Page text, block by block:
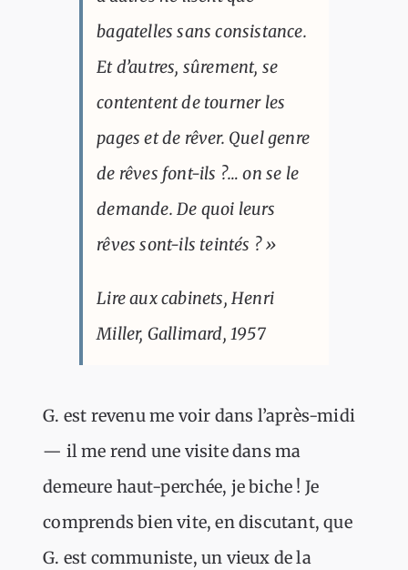
bagatelles sans consistance.
Et d’autres, sûrement, se
contentent de tourner les
pages et de rêver. Quel genre
de rêves font-ils ?… on se le
demande. De quoi leurs
rêves sont-ils teintés ? »
Lire aux cabinets, Henri
Miller, Gallimard, 1957
G. est revenu me voir dans l’après-midi
— il me rend une visite dans ma
demeure haut-perchée, je biche ! Je
comprends bien vite, en discutant, que
G. est communiste, un vieux de la